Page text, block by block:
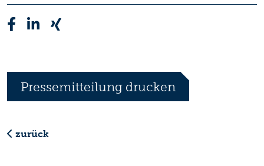
Pressemitteilung drucken
zurück